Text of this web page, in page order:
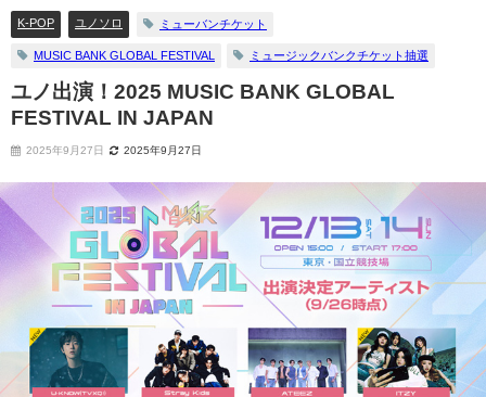
K-POP ユノソロ ミューバンチケット
MUSIC BANK GLOBAL FESTIVAL ミュージックバンクチケット抽選
ユノ出演！2025 MUSIC BANK GLOBAL
FESTIVAL IN JAPAN
2025年9月27日 2025年9月27日